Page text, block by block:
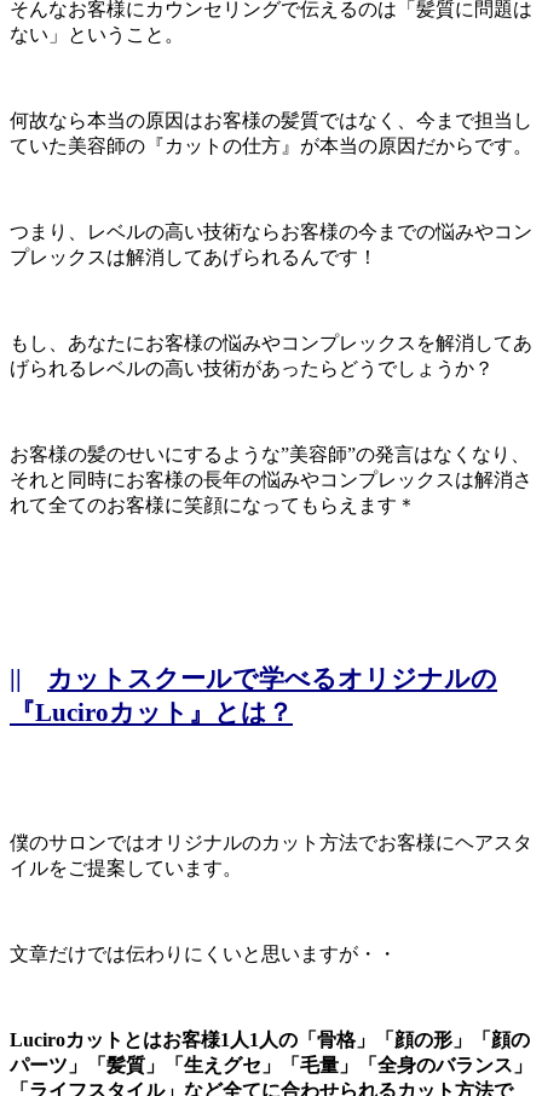
そんなお客様にカウンセリングで伝えるのは「髪質に問題は
ない」ということ。
何故なら本当の原因はお客様の髪質ではなく、今まで担当し
ていた美容師の『カットの仕方』が本当の原因だからです。
つまり、レベルの高い技術ならお客様の今までの悩みやコン
プレックスは解消してあげられるんです！
もし、あなたにお客様の悩みやコンプレックスを解消してあ
げられるレベルの高い技術があったらどうでしょうか？
お客様の髪のせいにするような”美容師”の発言はなくなり、
それと同時にお客様の長年の悩みやコンプレックスは解消さ
れて全てのお客様に笑顔になってもらえます＊
|| カットスクールで学べるオリジナルの
『Luciroカット』とは？
僕のサロンではオリジナルのカット方法でお客様にヘアスタ
イルをご提案しています。
文章だけでは伝わりにくいと思いますが・・
Luciroカットとはお客様1人1人の「骨格」「顔の形」「顔の
パーツ」「髪質」「生えグセ」「毛量」「全身のバランス」
「ライフスタイル」など全てに合わせられるカット方法で